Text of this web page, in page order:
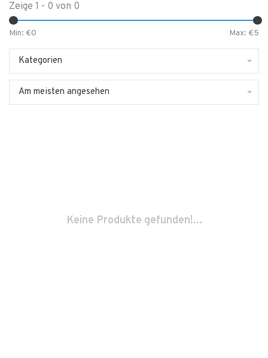
Zeige 1 - 0 von 0
Min: €0 Max: €5
Kategorien
Am meisten angesehen
Keine Produkte gefunden!...